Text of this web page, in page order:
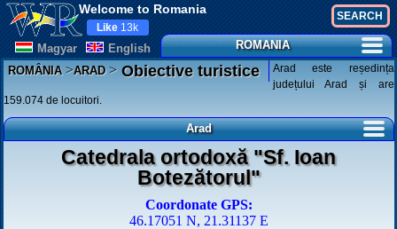
Welcome to Romania
Magyar English
Like 13k
ROMANIA
ROMÂNIA>ARAD>Obiective turistice
Arad este reședința
județului Arad și are
159.074 de locuitori.
Arad
Catedrala ortodoxă "Sf. Ioan
Botezătorul"
Coordonate GPS:
46.17051 N, 21.31137 E